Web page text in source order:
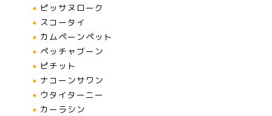
ピッサヌローク
スコータイ
カムペーンペット
ペッチャブーン
ピチット
ナコーンサワン
ウタイターニー
カーラシン